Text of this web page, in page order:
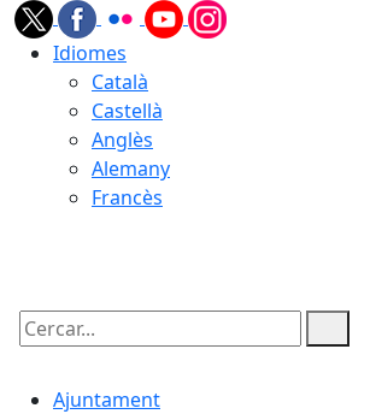
Idiomes
Català
Castellà
Anglès
Alemany
Francès
Cercar:
Ajuntament